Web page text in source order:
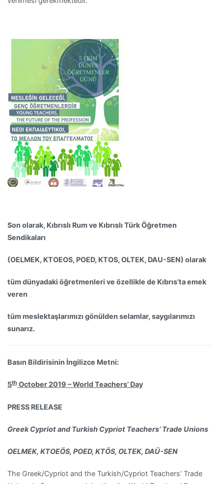
Son olarak, Kıbrıslı Rum ve Kıbrıslı Türk Öğretmen
Sendikaları
(OELMEK, KTOEOS, POED, KTOS, OLTEK, DAU-SEN) olarak
tüm dünyadaki öğretmenleri ve özellikle de Kıbrıs’ta emek
veren
tüm meslektaşlarımızı gönülden selamlar, saygılarımızı
sunarız.
Basın Bildirisinin İngilizce Metni:
5th October 2019 – World Teachers’ Day
PRESS RELEASE
Greek Cypriot and Turkish Cypriot Teachers’ Trade Unions
OELMEK, KTOEÖS, POED, KTÖS, OLTEK, DAÜ-SEN
The Greek/Cypriot and the Turkish/Cypriot Teachers’ Trade